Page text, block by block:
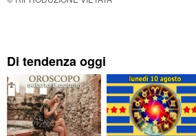
Di tendenza oggi